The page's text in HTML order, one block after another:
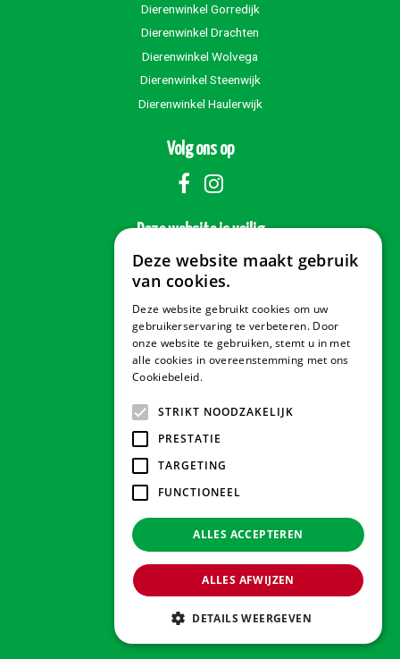
Dierenwinkel Gorredijk
Dierenwinkel Drachten
Dierenwinkel Wolvega
Dierenwinkel Steenwijk
Dierenwinkel Haulerwijk
Volg ons op
Deze website is veilig
Veilig betalen
Contact & Openingstijden
Tuindorado Drachten
Tuindorado Gorredijk
Tuindorado Wolvega
Green Solutions
Privacy policy
Deze website maakt gebruik
van cookies.
Deze website gebruikt cookies om uw
gebruikerservaring te verbeteren. Door
onze website te gebruiken, stemt u in met
alle cookies in overeenstemming met ons
Cookiebeleid.
STRIKT NOODZAKELIJK
PRESTATIE
TARGETING
FUNCTIONEEL
ALLES ACCEPTEREN
ALLES AFWIJZEN
DETAILS WEERGEVEN